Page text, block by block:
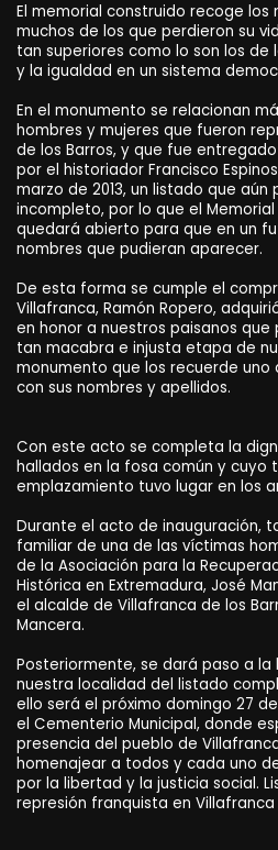
El memorial construido recoge los
muchos de los que perdieron su
tan superiores como lo son los de
y la igualdad en un sistema
En el monumento se relacionan
hombres y mujeres que fueron
de los Barros, y que fue
por el historiador Francisco
marzo de 2013, un listado que aún
incompleto, por lo que el
quedará abierto para que en un
nombres que pudieran aparecer.
De esta forma se cumple el
Villafranca, Ramón Ropero,
en honor a nuestros paisanos
tan macabra e injusta etapa de
monumento que los recuerde uno
con sus nombres y apellidos.
Con este acto se completa la
hallados en la fosa común y cuyo
emplazamiento tuvo lugar en los
Durante el acto de inauguración,
familiar de una de las víctimas
de la Asociación para la
Histórica en Extremadura, José
el alcalde de Villafranca de los
Mancera.
Posteriormente, se dará paso a
nuestra localidad del listado
ello será el próximo domingo 27
el Cementerio Municipal, donde
presencia del pueblo de
homenajear a todos y cada uno
por la libertad y la justicia social.
represión franquista en Villafranca